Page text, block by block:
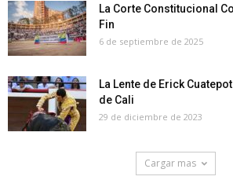
La Corte Constitucional
Fin
6 de septiembre de 2025
La Lente de Erick
de Cali
29 de diciembre de 2023
Cargar mas